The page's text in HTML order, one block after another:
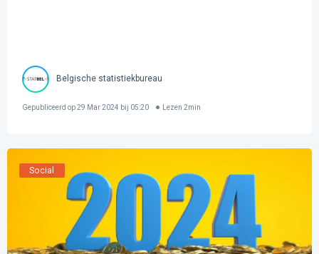
Belgische statistiekbureau
Gepubliceerd op29 Mar 2024 bij 05:20 Lezen 2min
Social